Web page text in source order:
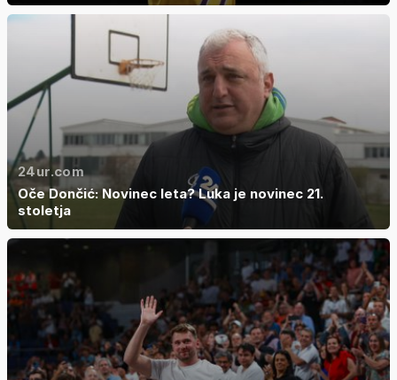
24ur.com
Oče Dončić: Novinec leta? Luka je novinec 21.
stoletja